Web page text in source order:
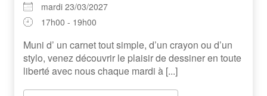
mardi 23/03/2027
17h00 - 19h00
Muni d’ un carnet tout simple, d’un crayon ou d’un
stylo, venez découvrir le plaisir de dessiner en toute
liberté avec nous chaque mardi à [...]